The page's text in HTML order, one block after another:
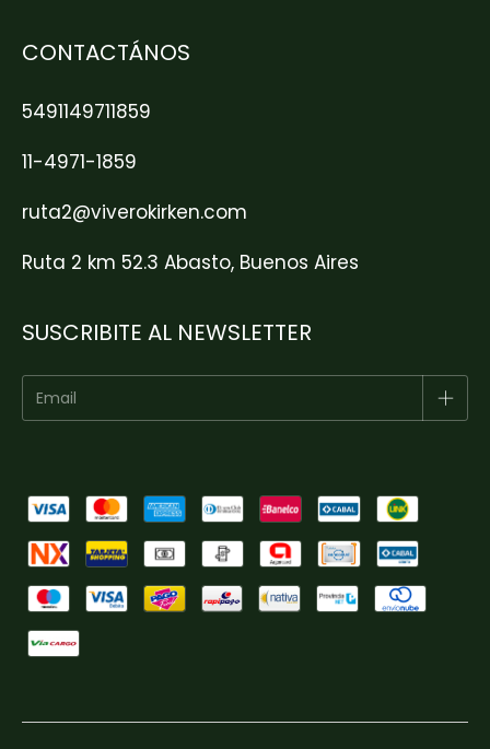
CONTACTÁNOS
5491149711859
11-4971-1859
ruta2@viverokirken.com
Ruta 2 km 52.3 Abasto, Buenos Aires
SUSCRIBITE AL NEWSLETTER